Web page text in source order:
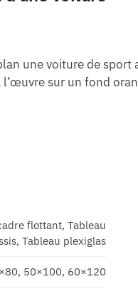
une voiture de sport
sur un fond
flottant, Tableau
Tableau plexiglas
50×100, 60×120